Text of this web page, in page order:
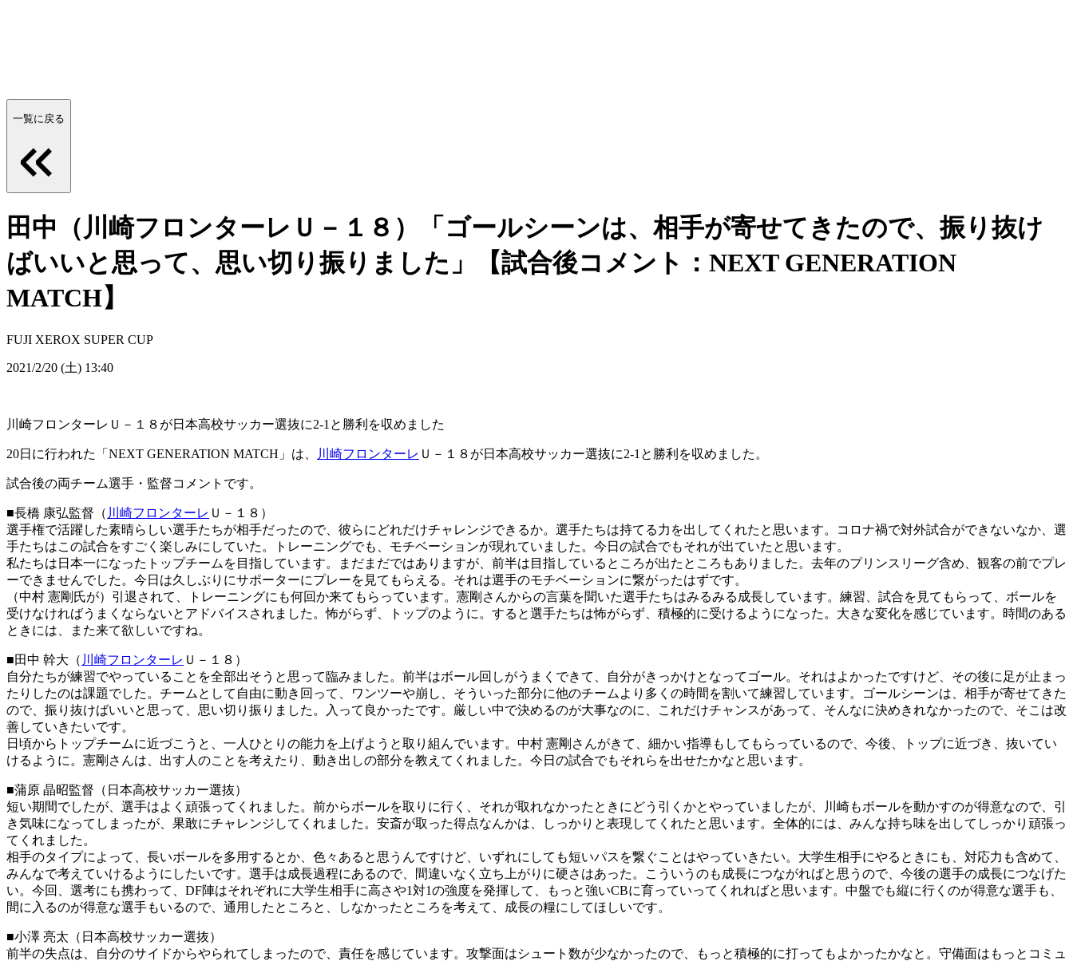
一覧に戻る
田中（川崎フロンターレＵ－１８）「ゴールシーンは、相手が寄せてきたので、振り抜け
ばいいと思って、思い切り振りました」【試合後コメント：NEXT GENERATION
MATCH】
FUJI XEROX SUPER CUP
2021/2/20 (土) 13:40
川崎フロンターレＵ－１８が日本高校サッカー選抜に2-1と勝利を収めました
20日に行われた「NEXT GENERATION MATCH」は、 川崎フロンターレ Ｕ－１８が日本高校サッカー選抜に2-1と勝利を収めました。
試合後の両チーム選手・監督コメントです。
■長橋 康弘監督（ 川崎フロンターレ Ｕ－１８）
選手権で活躍した素晴らしい選手たちが相手だったので、彼らにどれだけチャレンジできるか。選手たちは持てる力を出してくれたと思います。コロナ禍で対外試合ができないなか、選
手たちはこの試合をすごく楽しみにしていた。トレーニングでも、モチベーションが現れていました。今日の試合でもそれが出ていたと思います。
私たちは日本一になったトップチームを目指しています。まだまだではありますが、前半は目指しているところが出たところもありました。去年のプリンスリーグ含め、観客の前でプレ
ーできませんでした。今日は久しぶりにサポーターにプレーを見てもらえる。それは選手のモチベーションに繋がったはずです。
（中村 憲剛氏が）引退されて、トレーニングにも何回か来てもらっています。憲剛さんからの言葉を聞いた選手たちはみるみる成長しています。練習、試合を見てもらって、ボールを
受けなければうまくならないとアドバイスされました。怖がらず、トップのように。すると選手たちは怖がらず、積極的に受けるようになった。大きな変化を感じています。時間のある
ときには、また来て欲しいですね。
■田中 幹大（ 川崎フロンターレ Ｕ－１８）
自分たちが練習でやっていることを全部出そうと思って臨みました。前半はボール回しがうまくできて、自分がきっかけとなってゴール。それはよかったですけど、その後に足が止まっ
たりしたのは課題でした。チームとして自由に動き回って、ワンツーや崩し、そういった部分に他のチームより多くの時間を割いて練習しています。ゴールシーンは、相手が寄せてきた
ので、振り抜けばいいと思って、思い切り振りました。入って良かったです。厳しい中で決めるのが大事なのに、これだけチャンスがあって、そんなに決めきれなかったので、そこは改
善していきたいです。
日頃からトップチームに近づこうと、一人ひとりの能力を上げようと取り組んでいます。中村 憲剛さんがきて、細かい指導もしてもらっているので、今後、トップに近づき、抜いてい
けるように。憲剛さんは、出す人のことを考えたり、動き出しの部分を教えてくれました。今日の試合でもそれらを出せたかなと思います。
■蒲原 晶昭監督（日本高校サッカー選抜）
短い期間でしたが、選手はよく頑張ってくれました。前からボールを取りに行く、それが取れなかったときにどう引くかとやっていましたが、川崎もボールを動かすのが得意なので、引
き気味になってしまったが、果敢にチャレンジしてくれました。安斎が取った得点なんかは、しっかりと表現してくれたと思います。全体的には、みんな持ち味を出してしっかり頑張っ
てくれました。
相手のタイプによって、長いボールを多用するとか、色々あると思うんですけど、いずれにしても短いパスを繋ぐことはやっていきたい。大学生相手にやるときにも、対応力も含めて、
みんなで考えていけるようにしたいです。選手は成長過程にあるので、間違いなく立ち上がりに硬さはあった。こういうのも成長につながればと思うので、今後の選手の成長につなげた
い。今回、選考にも携わって、DF陣はそれぞれに大学生相手に高さや1対1の強度を発揮して、もっと強いCBに育っていってくれればと思います。中盤でも縦に行くのが得意な選手も、
間に入るのが得意な選手もいるので、通用したところと、しなかったところを考えて、成長の糧にしてほしいです。
■小澤 亮太（日本高校サッカー選抜）
前半の失点は、自分のサイドからやられてしまったので、責任を感じています。攻撃面はシュート数が少なかったので、もっと積極的に打ってもよかったかなと。守備面はもっとコミュ